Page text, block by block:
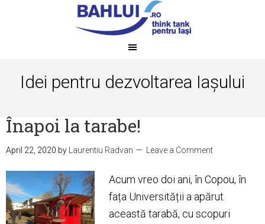
Idei pentru dezvoltarea Iașului
Înapoi la tarabe!
April 22, 2020 by Laurentiu Radvan Leave a Comment
Acum vreo doi ani, în Copou, în
fața Universității a apărut
această tarabă, cu scopuri